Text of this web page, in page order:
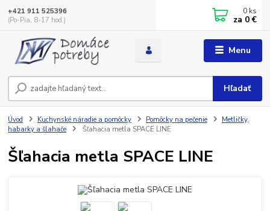
Menu
Hľadať
+421 911 525396
(Po-Pia, 8-17 hod.)
0 ks
za 0 €
Úvod Kuchynské náradie a pomôcky Pomôcky na pečenie
Metličky,
habarky a šlahače
Šľahacia metla SPACE LINE
Šľahacia metla SPACE LINE